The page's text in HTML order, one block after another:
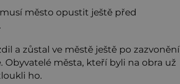
město opustit ještě před
a zůstal ve městě ještě po zazvonění
Obyvatelé města, kteří byli na obra už
ho.